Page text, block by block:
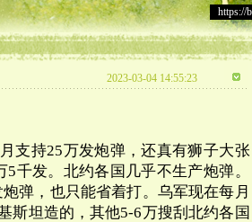
https://
2023-03-04 14:55:23
支持25万发炮弹，还真有狮子大张
5千发。北约各国几乎不生产炮弹。
炮弹，也只能省着打。乌军现在每月
斯坦造的，其他5-6万搜刮北约各国